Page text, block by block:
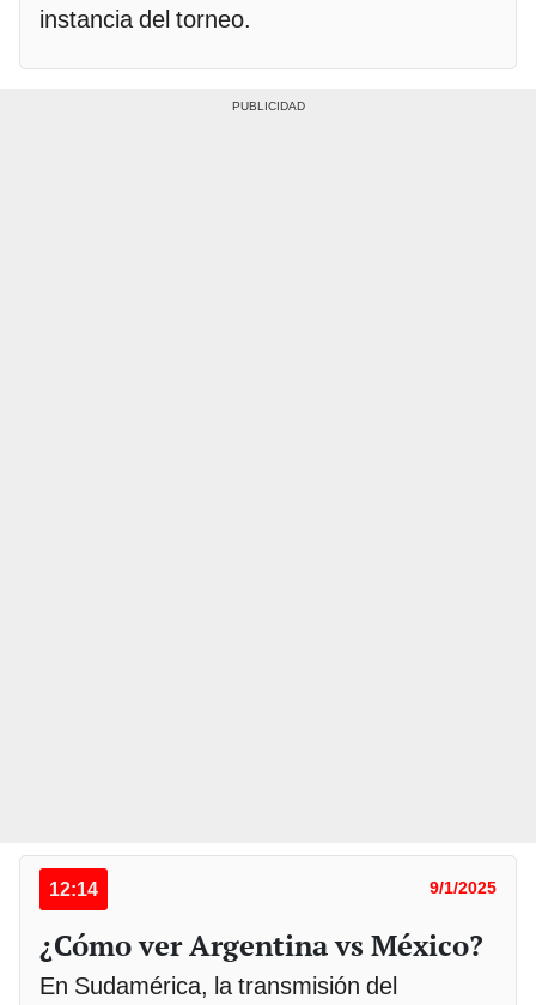
instancia del torneo.
12:14 9/1/2025
¿Cómo ver Argentina vs México?
En Sudamérica, la transmisión del